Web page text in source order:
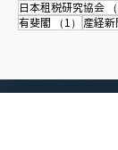
日本租税研究協会
有斐閣
（1） 1件の
産経新